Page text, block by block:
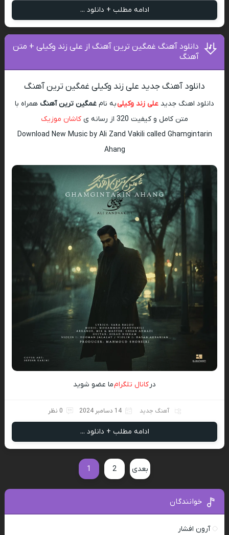
ادامه مطلب + دانلود ...
دانلود آهنگ غمگین ترین آهنگ از علی زند وکیلی + متن
آهنگ
دانلود آهنگ جدید علی زند وکیلی غمگین ترین آهنگ
دانلود اهنگ جدید علی زند وکیلیبه نام غمگین ترین آهنگ همراه با
متن کامل و کیفیت 320 از رسانه ی
کاشان موزیک
Download New Music by Ali Zand Vakili called Ghamgintarin
Ahang
درکانال تلگرامما عضو شوید
آهنگ جدید 14 دسامبر 2024 0 نظر
ادامه مطلب + دانلود ...
1 2 بعدی
خوانندگان
آرون افشار